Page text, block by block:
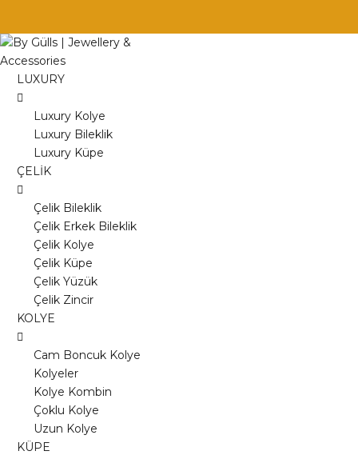
Skip
to
content
LUXURY
Luxury Kolye
Luxury Bileklik
Luxury Küpe
ÇELİK
Çelik Bileklik
Çelik Erkek Bileklik
Çelik Kolye
Çelik Küpe
Çelik Yüzük
Çelik Zincir
KOLYE
Cam Boncuk Kolye
Kolyeler
Kolye Kombin
Çoklu Kolye
Uzun Kolye
KÜPE